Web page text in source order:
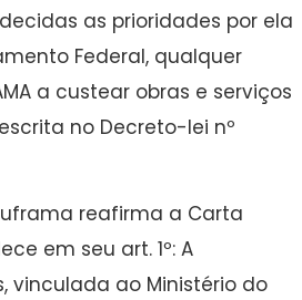
as prioridades por ela
Federal, qualquer
a custear obras e serviços
no Decreto-lei nº
reafirma a Carta
em seu art. 1º: A
vinculada ao Ministério do